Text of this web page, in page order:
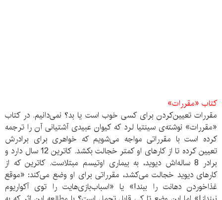
کتاب «مقررات»
مقررات تعیین‌کردن برای کسی خوب است یا بد؟ نمی‌دانیم. در کتاب
«مقررات» نوشته‌ی سینتیا لرد که کیوان عبیدی آشتیانی آن را ترجمه
کرده است با مقرراتی مواجه می‌شویم که خواهری برای برادرش
تعیین کرده تا از کارهای او کمتر خجالت بکشد. کاترین 12 سال دارد و
برادر 8 ساله‌اش دیوید، به بیماری اوتیسم مبتلاست. کاترین که از
کارهای دیوید خجالت می‌کشد، مقرراتی برای او وضع می‌کند: «موقع
غذاخوردن دهانت را ببند!» یا «اسباب‌بازی‌هایت را توی آکواریوم